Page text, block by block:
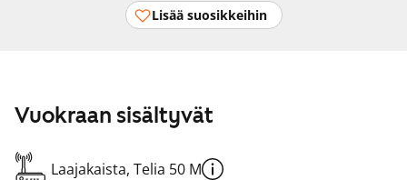
Lisää suosikkeihin
Vuokraan sisältyvät
Laajakaista, Telia 50 M